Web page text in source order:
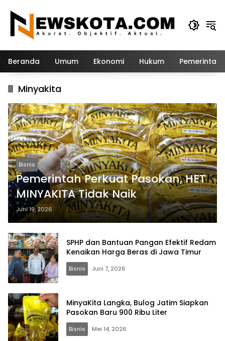
konten
Beranda Umum Ekonomi Hukum
Minyakita
Bisnis
Pemerintah Perkuat Pasokan, HET
MINYAKITA Tidak Naik
Juni 19, 2026
SPHP dan Bantuan Pangan Efektif Redam
Kenaikan Harga Beras di Jawa Timur
Bisnis Juni 7, 2026
MinyaKita Langka, Bulog Jatim Siapkan
Pasokan Baru 900 Ribu Liter
Bisnis Mei 14, 2026